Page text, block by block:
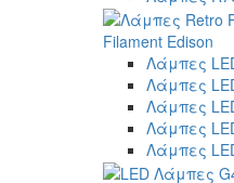
Filament Edison
Λάμπες
Λάμπες
Λάμπες
Λάμπες
Λάμπες